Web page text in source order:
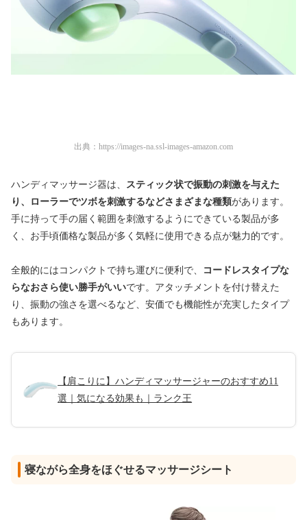
出典： https://images-na.ssl-images-amazon.com
ハンディマッサージ器は、
スティック状で振動の刺激を与えた
り、ローラーでツボを刺激するなどさまざまな種類があります。
手に持って手の届く範囲を刺激するようにできている製品が多
く、お手頃価格な製品が多く気軽に使用できる点が魅力的です。
全般的にはコンパクトで持ち運びに便利で、
コードレスタイプな
らなおさら使い勝手がいいです。アタッチメントを付け替えた
り、振動の強さを選べるなど、安価でも機能性が充実したタイプ
もあります。
【肩こりに】ハンディマッサージャーのおすすめ11
選｜気になる効果も｜ランク王
寝ながら全身をほぐせるマッサージシート